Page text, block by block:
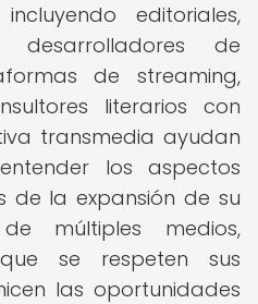
editoriales,
de
de streaming,
literarios con
transmedia ayudan
los aspectos
de la expansión de su
múltiples medios,
se respeten sus
las oportunidades